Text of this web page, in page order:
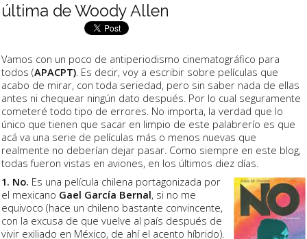
última de Woody Allen
Vamos con un poco de antiperiodismo cinematográfico para
todos (APACPT). Es decir, voy a escribir sobre películas que
acabo de mirar, con toda seriedad, pero sin saber nada de ellas
antes ni chequear ningún dato después. Por lo cual seguramente
cometeré todo tipo de errores. No importa, la verdad que lo
único que tienen que sacar en limpio de este palabrerío es que
acá va una serie de películas más o menos nuevas que
realmente no deberían dejar pasar. Como siempre en este blog,
todas fueron vistas en aviones, en los últimos diez días.
1. No. Es una película chilena portagonizada por
el mexicano Gael García Bernal, si no me
equivoco (hace un chileno bastante convincente,
con la excusa de que vuelve al país después de
vivir exiliado en México, de ahí el acento híbrido).